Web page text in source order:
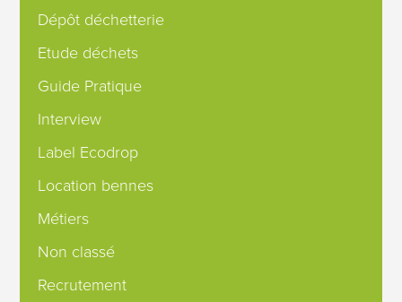
Dépôt déchetterie
Etude déchets
Guide Pratique
Interview
Label Ecodrop
Location bennes
Métiers
Non classé
Recrutement